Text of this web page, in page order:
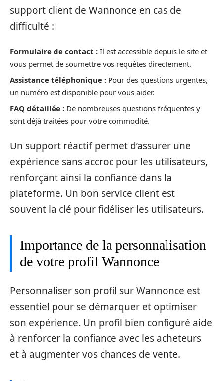
support client de Wannonce en cas de
difficulté :
Formulaire de contact : Il est accessible depuis le site et
vous permet de soumettre vos requêtes directement.
Assistance téléphonique : Pour des questions urgentes,
un numéro est disponible pour vous aider.
FAQ détaillée : De nombreuses questions fréquentes y
sont déjà traitées pour votre commodité.
Un support réactif permet d’assurer une
expérience sans accroc pour les utilisateurs,
renforçant ainsi la confiance dans la
plateforme. Un bon service client est
souvent la clé pour fidéliser les utilisateurs.
Importance de la personnalisation
de votre profil Wannonce
Personnaliser son profil sur Wannonce est
essentiel pour se démarquer et optimiser
son expérience. Un profil bien configuré aide
à renforcer la confiance avec les acheteurs
et à augmenter vos chances de vente.